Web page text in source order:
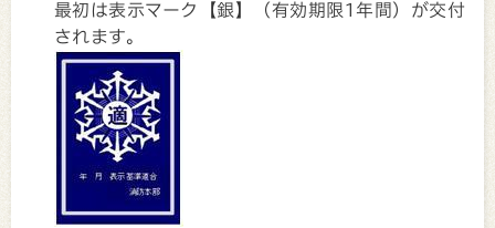
最初は表示マーク【銀】（有効期限1年間）が交付
されます。